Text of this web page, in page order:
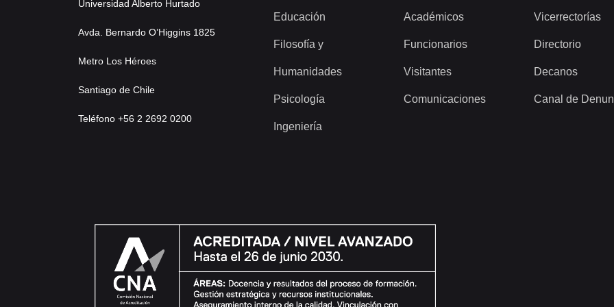
Universidad Alberto Hurtado
Avda. Bernardo O’Higgins 1825
Metro Los Héroes
Santiago de Chile
Teléfono +56 2 2692 0200
Educación
Filosofía y
Humanidades
Psicología
Ingeniería
Académicos
Funcionarios
Visitantes
Comunicaciones
Vicerrectorías
Directorio
Decanos
Canal de